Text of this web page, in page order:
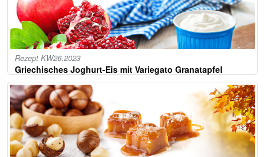
Rezept KW26.2023
Griechisches Joghurt-Eis mit Variegato Granatapfel